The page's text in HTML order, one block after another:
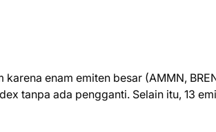
enam emiten besar (AMMN,
tanpa ada pengganti. Selain itu, 13